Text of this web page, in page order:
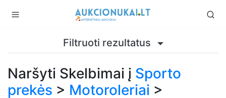
Filtruoti rezultatus
Naršyti Skelbimai į Sporto
prekės > Motoroleriai >